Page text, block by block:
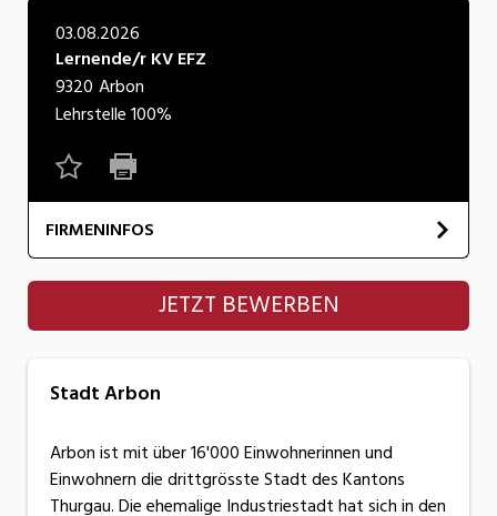
Natur
Verkehr/Logistik
Wirtschaft/Verwaltung
03.08.2026
Lernende/r KV EFZ
9320 Arbon
Lehrstelle100%
FIRMENINFOS
Stadt Arbon
JETZT BEWERBEN
Stadt Arbon
Arbon ist mit über 16'000 Einwohnerinnen und
Einwohnern die drittgrösste Stadt des Kantons
Thurgau. Die ehemalige Industriestadt hat sich in den